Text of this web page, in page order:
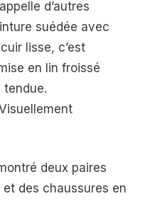
d’autres
suédée avec
lisse, c’est
en lin froissé
tendue.
deux paires
des chaussures en